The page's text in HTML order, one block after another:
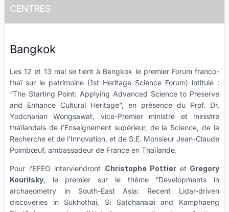
CENTRES
Bangkok
Les 12 et 13 mai se tient à Bangkok le premier Forum franco-
thaï sur le patrimoine (1st Heritage Science Forum) intitulé :
“The Starting Point: Applying Advanced Science to Preserve
and Enhance Cultural Heritage”, en présence du Prof. Dr.
Yodchanan Wongsawat, vice-Premier ministre et ministre
thaïlandais de l’Enseignement supérieur, de la Science, de la
Recherche et de l’Innovation, et de S.E. Monsieur Jean-Claude
Poimbœuf, ambassadeur de France en Thaïlande.
Pour l’EFEO interviendront Christophe Pottier et Gregory
Kourilsky, le premier sur le thème “Developments in
archaeometry in South-East Asia: Recent Lidar-driven
discoveries in Sukhothai, Si Satchanalai and Kamphaeng